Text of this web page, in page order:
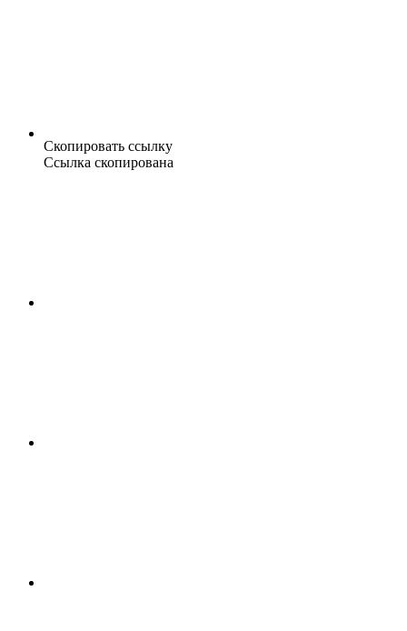
Скопировать ссылку
Ссылка скопирована